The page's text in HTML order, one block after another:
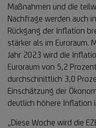
Maßnahmen und die
Nachfrage werden auch
Rückgang der Inflation
stärker als im Euroraum.
Jahr 2023 wird die
Euroraum von 5,2
durchschnittlich 3,0
Einschätzung der
deutlich höhere Inflation
„Diese Woche wird die